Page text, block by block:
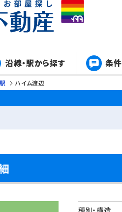
沿線・駅から探す 条
ハイム渡辺
種別・構造